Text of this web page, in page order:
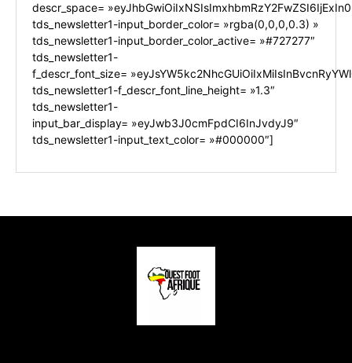
descr_space=
tds_newsletter1-input_border_color= »rgba(0,0,0,0.3) »
tds_newsletter1-input_border_color_active= »#727277″
tds_newsletter1-
f_descr_font_size=
tds_newsletter1-f_descr_font_line_height= »1.3″
tds_newsletter1-
input_bar_display= »eyJwb3J0cmFpdCI6InJvdyJ9″
tds_newsletter1-input_text_color= »#000000″]